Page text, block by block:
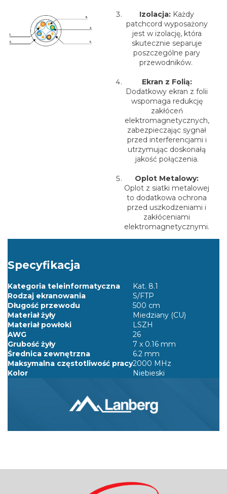
Izolacja: Każdy
patchcord wyposażony
jest w izolację, która
skutecznie separuje
poszczególne pary
przewodników.
Ekran z Folią:
Dodatkowy ekran z folii
wspomaga redukcję
zakłóceń
elektromagnetycznych,
zabezpieczając sygnał
przed interferencjami i
utrzymując doskonałą
jakość połączenia.
Oplot Metalowy:
Oplot z siatki metalowej
to dodatkowa ochrona
przed uszkodzeniami i
zakłóceniami
elektromagnetycznymi.
Specyfikacja
Kategoria teleinformatyczna
Kat. 8.1
Rodzaj ekranowania
S/FTP
Długość przewodu
500 cm
Materiał żyły
Miedziany (CU)
Materiał powłoki
LSZH
AWG
26
Grubość żyły
7 x 0.16 mm
Średnica zewnętrzna
6.2 mm
Maksymalna częstotliwość pracy2000 MHz
Kolor
Niebieski